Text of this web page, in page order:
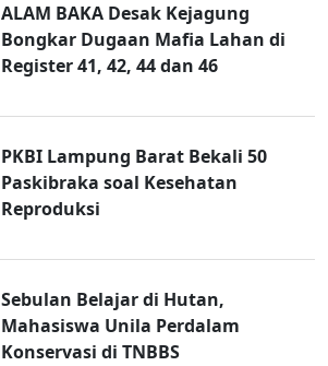
ALAM BAKA Desak Kejagung
Bongkar Dugaan Mafia Lahan di
Register 41, 42, 44 dan 46
PKBI Lampung Barat Bekali 50
Paskibraka soal Kesehatan
Reproduksi
Sebulan Belajar di Hutan,
Mahasiswa Unila Perdalam
Konservasi di TNBBS